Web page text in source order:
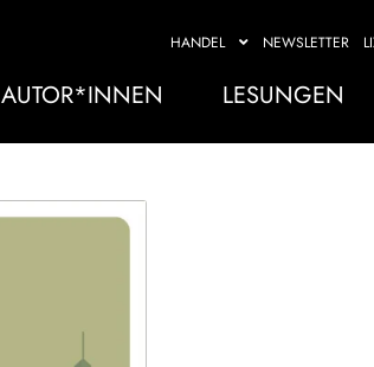
HANDEL NEWSLETTER
AUTOR*INNEN LESUNGEN